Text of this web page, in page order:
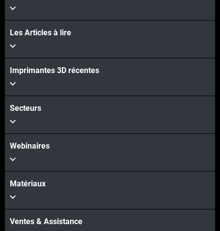
Les Articles à lire
Imprimantes 3D récentes
Secteurs
Webinaires
Matériaux
Ventes & Assistance